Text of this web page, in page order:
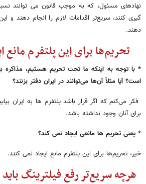
نهادهای مسئول، که به موجب قانون می توانند
گیری کنند، سریع‌تر اقدامات لازم را انجام دهند و
دهند.
تحریم‌ها برای این پلتفرم
* با توجه به اینکه ما تحت تحریم هستیم، مذاکره
است؟ آیا مثلاً آن‌ها می‌توانند در ایران دفتر بزنند؟
فکر می‌کنم که اگر قرار باشد پلتفرم ها به ایران
برای آنان وجود نداشته باشد.
* یعنی تحریم ها مانعی ایجاد نمی کند؟
خیر، تحریم‌ها برای این پلتفرم مانع ایجاد نمی کنند.
هرچه سریع‌تر رفع فیلترینگ